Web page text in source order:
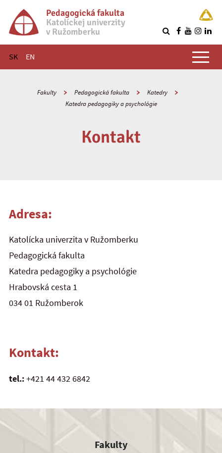
Pedagogická fakulta
Katolíckej univerzity
v Ružomberku
SK EN
Hlavné menu
Fakulty Pedagogická fakulta
Katedry
Katedra pedagogiky a psychológie
Kontakt
Adresa:
Katolícka univerzita v Ružomberku
Pedagogická fakulta
Katedra pedagogiky a psychológie
Hrabovská cesta 1
034 01 Ružomberok
Kontakt:
tel.:+421 44 432 6842
Fakulty